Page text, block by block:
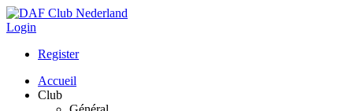
Login
Register
Accueil
Club